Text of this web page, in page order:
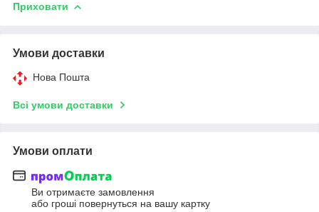
Приховати
Умови доставки
Нова Пошта
Всі умови доставки
Умови оплати
Ви отримаєте замовлення
або гроші повернуться на вашу картку